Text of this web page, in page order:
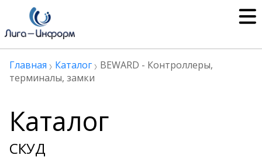
Главная Каталог
BEWARD - Контроллеры,
терминалы, замки
Каталог
СКУД